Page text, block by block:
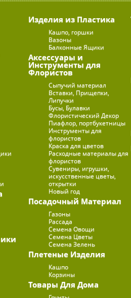
Изделия из Пластика
Кашпо, горшки
Вазоны
Балконные Ящики
Аксессуары и
Инструменты для
Флористов
Сыпучий материал
Вставки, Прищепки,
Липучки
Бусы, Булавки
Флористический Декор
Пиафлор, портбукетницы
Инструменты для
флористов
Краска для цветов
Расходные материалы для
флористов
Сувениры, игрушки,
искусственные цветы,
открытки
Новый год
Посадочный Материал
Газоны
Рассада
Семена Овощи
Семена Цветы
Семена Зелень
Плетеные Изделия
Кашпо
Корзины
Товары Для Дома